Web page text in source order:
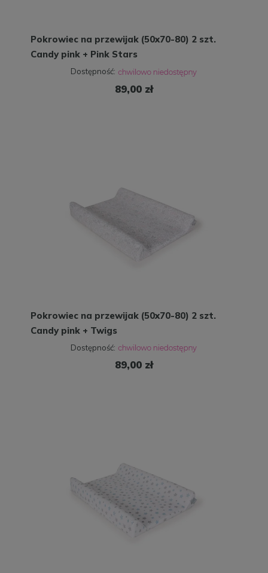
Pokrowiec na przewijak (50x70-80) 2 szt.
Candy pink + Pink Stars
Dostępność:
89,00 zł
Pokrowiec na przewijak (50x70-80) 2 szt.
Candy pink + Twigs
Dostępność:
89,00 zł